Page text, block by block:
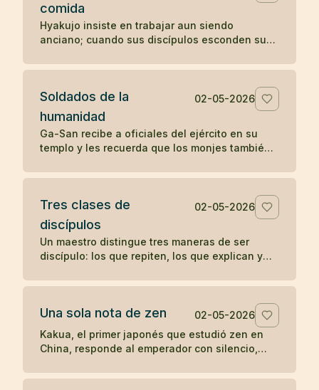
comida
Hyakujo insiste en trabajar aun siendo
anciano; cuando sus discípulos esconden sus
comprenden su enseñanza.
Soldados de la
humanidad
02-05-2026
Ga-San recibe a oficiales del ejército en su
templo y les recuerda que los monjes también
todos los seres.
Tres clases de
discípulos
02-05-2026
Un maestro distingue tres maneras de ser
discípulo: los que repiten, los que explican y
Una sola nota de zen
02-05-2026
Kakua, el primer japonés que estudió zen en
China, responde al emperador con silencio,
desaparecer.